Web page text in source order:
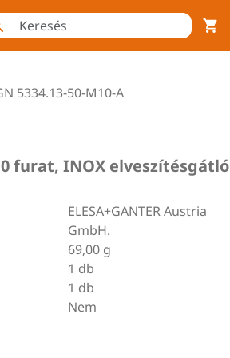
5334.13-50-M10-A
furat, INOX elveszítésgátló
ELESA+GANTER Austria
GmbH.
69,00 g
1 db
1 db
Nem